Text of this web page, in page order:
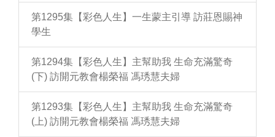
第1295集【彩色人生】一生蒙主引導 訪莊恩賜神
學生
第1294集【彩色人生】主幫助我 生命充滿驚奇
(下) 訪開元教會楊榮福 馮琇慧夫婦
第1293集【彩色人生】主幫助我 生命充滿驚奇
(上) 訪開元教會楊榮福 馮琇慧夫婦